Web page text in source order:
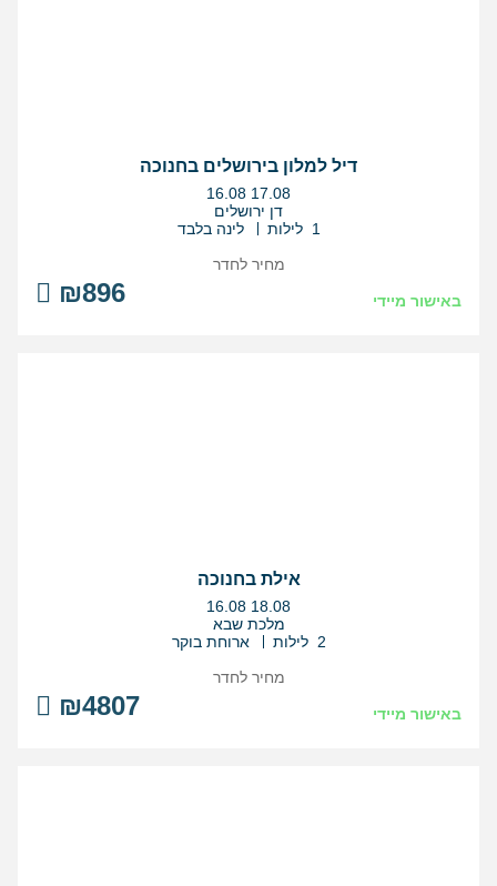
דיל למלון בירושלים בחנוכה
בין
התאריכים,
16.08 17.08
דן ירושלים
1 לילות
לינה בלבד
באישור מיידי ₪896
מחיר לחדר
אילת בחנוכה
בין
התאריכים,
16.08 18.08
מלכת שבא
2 לילות
ארוחת בוקר
באישור מיידי ₪4807
מחיר לחדר